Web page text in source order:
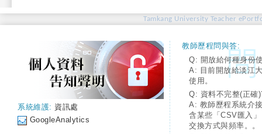
Tamkang University Teacher
系統維護: 資訊處
GoogleAnalytics
教師歷程問與答:
Q: 開放給何種身份
A: 目前開放給淡江
使用。
Q: 資料不完整(正確
A: 教師歷程系統介
含某些「CSV匯入
交換方式與頻率。。